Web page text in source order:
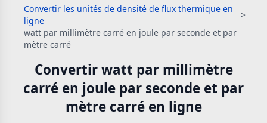
Convertir les unités de densité de flux thermique en
ligne
>
watt par millimètre carré en joule par seconde et par
mètre carré
Convertir watt par millimètre
carré en joule par seconde et par
mètre carré en ligne